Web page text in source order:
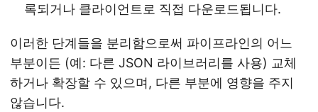
록되거나 클라이언트로 직접 다운로드됩니다.
이러한 단계들을 분리함으로써 파이프라인의 어느
부분이든 (예: 다른 JSON 라이브러리를 사용) 교체
하거나 확장할 수 있으며, 다른 부분에 영향을 주지
않습니다.